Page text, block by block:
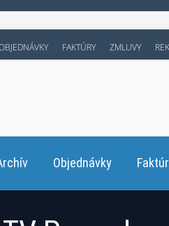
FAKTÚRY ZMLUVY
Objednávky